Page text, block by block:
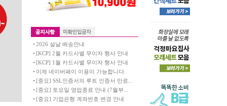
2026 설날 배송안내
[KCP] 2월 카드사별 무이자 행사 안내
[KCP] 1월 카드사별 무이자 행사 안내
이제 네이버페이 이용이 가능합니다.
[중요] SSL인증서의 루트 인증서 만료...
[중요] 토요일 영업종료 안내 (7월부...
[중요] 기업은행 계좌번호 변경 안내